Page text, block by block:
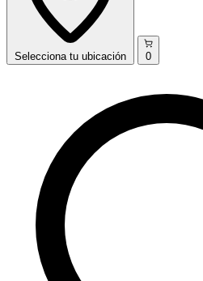
Selecciona tu ubicación 0